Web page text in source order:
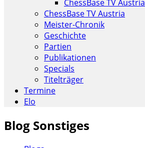
ChessBase TV Austria
ChessBase TV Austria
Meister-Chronik
Geschichte
Partien
Publikationen
Specials
Titelträger
Termine
Elo
Blog Sonstiges